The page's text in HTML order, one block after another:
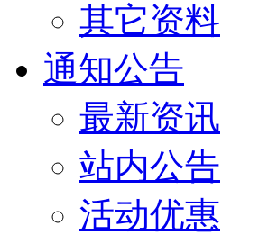
其它资料
通知公告
最新资讯
站内公告
活动优惠